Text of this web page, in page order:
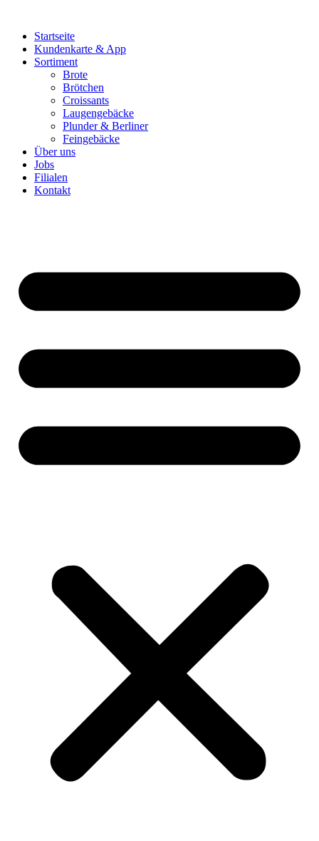
springenStartseite
Kundenkarte & App
Sortiment
Brote
Brötchen
Croissants
Laugengebäcke
Plunder & Berliner
Feingebäcke
Über uns
Jobs
Filialen
Kontakt